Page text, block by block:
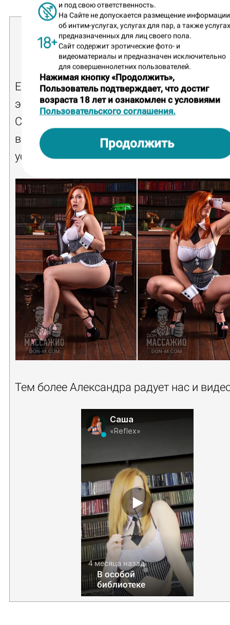
и под свою ответственность.
На Сайте не допускается размещение информации
об интим-услугах, услугах для пар, а также
предназначенных для лиц своего пола.
Сайт содержит эротические фото- и
видеоматериалы и предназначен исключительно
для совершеннолетних пользователей.
Нажимая кнопку «Продолжить»,
Пользователь подтверждает, что достиг
возраста 18 лет и ознакомлен с условиями
Пользовательского соглашения.
Продолжить
Саша
салон«Reflex»
Если вы души не чаете в смешении
эротики, то офисно-игривый костюм
Саши вам точно придется по вкусу. А
вы любитель пышной груди, то тут точно
устоять!
Тем более Александра радует нас и
4 месяца назад
В особой
библиотеке
Саша
«Reflex»